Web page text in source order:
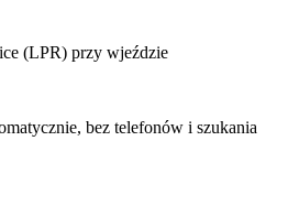
(LPR) przy wjeździe
bez telefonów i szukania